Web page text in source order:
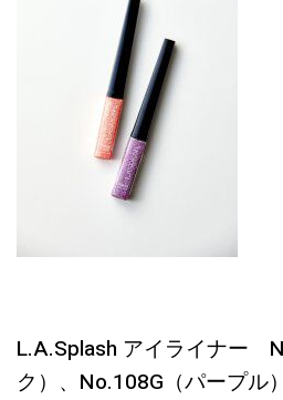
L.A.Splash アイライナー
ク）、No.108G（パープル）